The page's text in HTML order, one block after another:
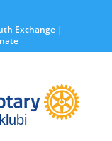
Exchange|